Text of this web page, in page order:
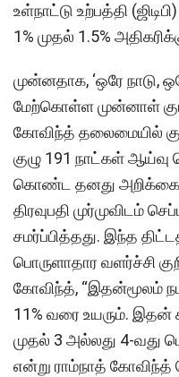
உள்நாட்டு உற்பத்தி
1% முதல் 1.5%
முன்னதாக, ‘ஒரே நாடு,
மேற்கொள்ள முன்னாள்
கோவிந்த் தலைமையில்
குழு 191 நாட்கள்
கொண்ட தனது
திரவுபதி முர்முவிடம்
சமர்ப்பித்தது. இந்த
பொருளாதார வளர்ச்சி
கோவிந்த், “இதன்மூலம்
11% வரை உயரும். இதன்
முதல் 3 அல்லது 4-வது
என்று ராம்நாத் கோவிந்த்